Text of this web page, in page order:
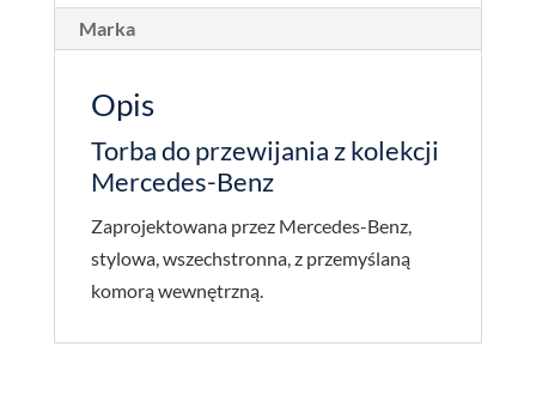
Marka
Opis
Torba do przewijania z kolekcji
Mercedes-Benz
Zaprojektowana przez Mercedes-Benz,
stylowa, wszechstronna, z przemyślaną
komorą wewnętrzną.